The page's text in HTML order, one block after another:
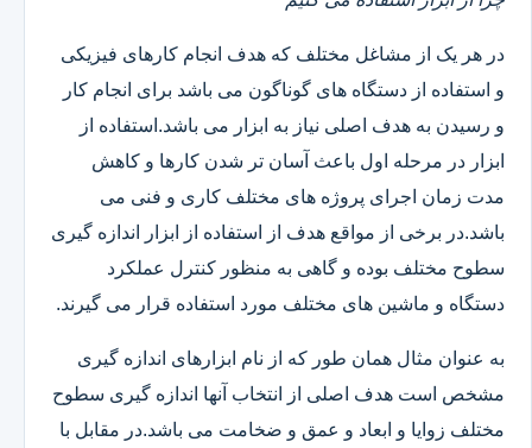
در هر یک از مشاغل مختلف که هدف انجام کارهای فیزیکی
و استفاده از دستگاه های گوناگون می باشد برای انجام کار
و رسیدن به هدف اصلی نیاز به ابزار می باشد.استفاده از
ابزار در مرحله اول باعث آسان تر شدن کارها و کاهش
مدت زمان اجرای پروژه های مختلف کاری و فنی می
باشد.در برخی از مواقع هدف از استفاده از ابزار اندازه گیری
سطوح مختلف بوده و گاهی به منظور کنترل عملکرد
دستگاه و ماشین های مختلف مورد استفاده قرار می گیرند.
به عنوان مثال همان طور که از نام ابزارهای اندازه گیری
مشخص است هدف اصلی از انتخاب آنها اندازه گیری سطوح
مختلف زوایا و ابعاد و عمق و ضخامت می باشد.در مقابل با